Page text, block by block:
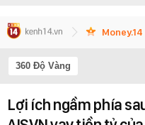
Money.14
360 Độ Vàng
Lợi ích ngầm phía